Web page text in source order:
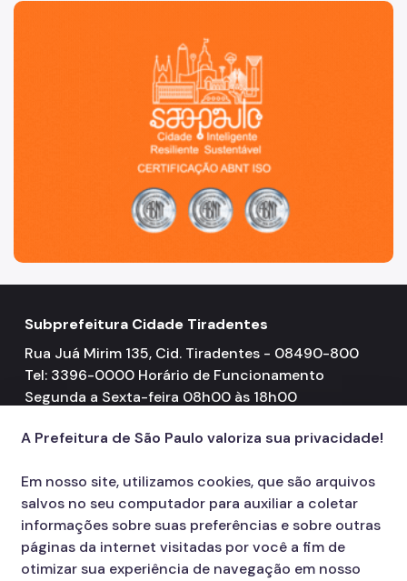
São Paulo, cidade inteligente, resiliente e sustentável
Subprefeitura Cidade Tiradentes
Rua Juá Mirim 135, Cid. Tiradentes - 08490-800
Tel: 3396-0000 Horário de Funcionamento
Segunda a Sexta-feira 08h00 às 18h00
A Prefeitura de São Paulo valoriza sua privacidade!
Em nosso site, utilizamos cookies, que são arquivos
salvos no seu computador para auxiliar a coletar
informações sobre suas preferências e sobre outras
páginas da internet visitadas por você a fim de
otimizar sua experiência de navegação em nosso